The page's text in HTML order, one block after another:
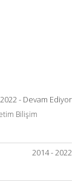
2022 - Devam Ediyor
Bilişim
2014 - 2022